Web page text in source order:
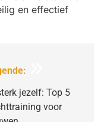
en effectief
jezelf: Top 5
voor